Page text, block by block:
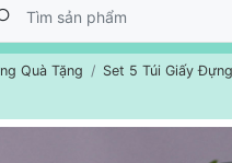
Quà Tặng Set 5 Túi Giấy